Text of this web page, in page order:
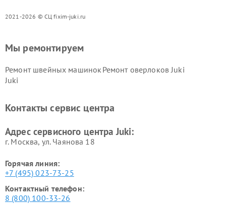
2021-2026 © СЦ fixim-juki.ru
Мы ремонтируем
Ремонт швейных машинок
Juki
Ремонт оверлоков Juki
Контакты сервис центра
Адрес сервисного центра Juki:
г. Москва, ул. Чаянова 18
Горячая линия:
+7 (495) 023-73-25
Контактный телефон:
8 (800) 100-33-26